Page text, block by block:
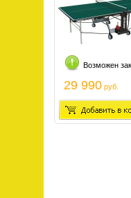
Возможен
29 990 руб.